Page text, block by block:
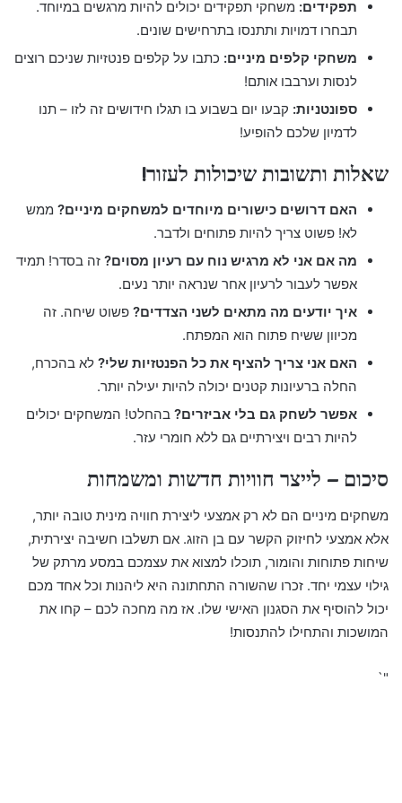
תפקידים: משחקי תפקידים יכולים להיות מרגשים במיוחד.
תבחרו דמויות ותתנסו בתרחישים שונים.
משחקי קלפים מיניים: כתבו על קלפים פנטזיות שניכם רוצים
לנסות וערבבו אותם!
ספונטניות: קבעו יום בשבוע בו תגלו חידושים זה לזו – תנו
לדמיון שלכם להופיע!
שאלות ותשובות שיכולות לעזור!
האם דרושים כישורים מיוחדים למשחקים מיניים? ממש
לא! פשוט צריך להיות פתוחים ולדבר.
מה אם אני לא מרגיש נוח עם רעיון מסוים? זה בסדר! תמיד
אפשר לעבור לרעיון אחר שנראה יותר נעים.
איך יודעים מה מתאים לשני הצדדים? פשוט שיחה. זה
מכיוון ששיח פתוח הוא המפתח.
האם אני צריך להציף את כל הפנטזיות שלי? לא בהכרח,
החלה ברעיונות קטנים יכולה להיות יעילה יותר.
אפשר לשחק גם בלי אביזרים? בהחלט! המשחקים יכולים
להיות רבים ויצירתיים גם ללא חומרי עזר.
סיכום – לייצר חוויות חדשות ומשמחות
משחקים מיניים הם לא רק אמצעי ליצירת חוויה מינית טובה יותר,
אלא אמצעי לחיזוק הקשר עם בן הזוג. אם תשלבו חשיבה יצירתית,
שיחות פתוחות והומור, תוכלו למצוא את עצמכם במסע מרתק של
גילוי עצמי יחד. זכרו שהשורה התחתונה היא ליהנות וכל אחד מכם
יכול להוסיף את הסגנון האישי שלו. אז מה מחכה לכם – קחו את
המושכות והתחילו להתנסות!
"`